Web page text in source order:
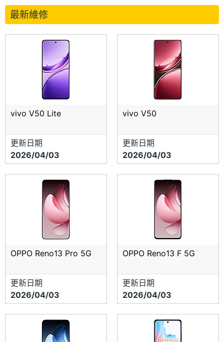
最新維修
vivo V50 Lite
更新日期
2026/04/03
vivo V50
更新日期
2026/04/03
OPPO Reno13 Pro 5G
更新日期
2026/04/03
OPPO Reno13 F 5G
更新日期
2026/04/03